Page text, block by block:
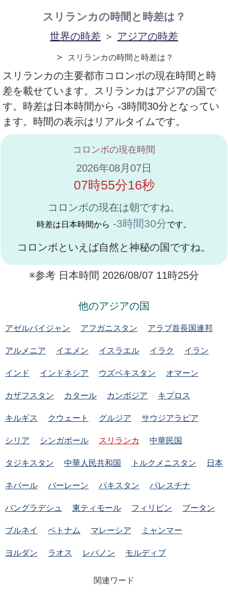
スリランカの時間と時差は？
世界の時差 ＞ アジアの時差
＞
スリランカの時間と時差は？
スリランカの主要都市コロンボの現在時間と時
差を載せています。スリランカはアジアの国で
す。時差は日本時間から -3時間30分となってい
ます。時間の表示はリアルタイムです。
コロンボの現在時間
2026年08月07日
07時55分16秒
コロンボの現在は朝ですね。
時差は日本時間から -3時間30分です。
コロンボといえば自然と神秘の国ですね。
※参考 日本時間 2026/08/07 11時25分
他のアジアの国
アゼルバイジャン アフガニスタン アラブ首長国連邦
アルメニア イエメン イスラエル イラク イラン
インド インドネシア ウズベキスタン オマーン
カザフスタン カタール カンボジア キプロス
キルギス クウェート グルジア サウジアラビア
シリア シンガポール スリランカ 中華民国
タジキスタン 中華人民共和国 トルクメニスタン 日本
ネパール バーレーン パキスタン パレスチナ
バングラデシュ 東ティモール フィリピン ブータン
ブルネイ ベトナム マレーシア ミャンマー
ヨルダン ラオス レバノン モルディブ
関連ワード